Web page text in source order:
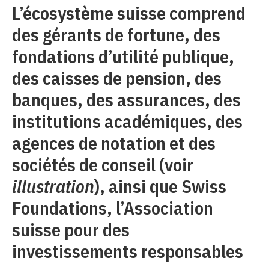
L’écosystème suisse comprend
des gérants de fortune, des
fondations d’utilité publique,
des caisses de pension, des
banques, des assurances, des
institutions académiques, des
agences de notation et des
sociétés de conseil (voir
illustration), ainsi que Swiss
Foundations, l’Association
suisse pour des
investissements responsables